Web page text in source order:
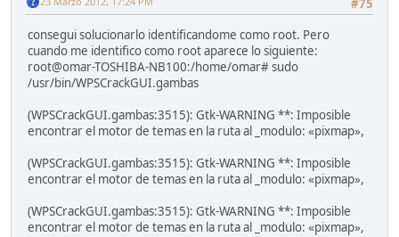
#75
consegui solucionarlo identificandome como root. Pero
cuando me identifico como root aparece lo siguiente:
root@omar-TOSHIBA-NB100:/home/omar# sudo
/usr/bin/WPSCrackGUI.gambas
(WPSCrackGUI.gambas:3515): Gtk-WARNING **: Imposible
encontrar el motor de temas en la ruta al _modulo: «pixmap»,
(WPSCrackGUI.gambas:3515): Gtk-WARNING **: Imposible
encontrar el motor de temas en la ruta al _modulo: «pixmap»,
(WPSCrackGUI.gambas:3515): Gtk-WARNING **: Imposible
encontrar el motor de temas en la ruta al _modulo: «pixmap»,